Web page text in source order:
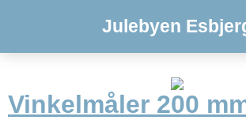
Julebyen
Vinkelmåler 200